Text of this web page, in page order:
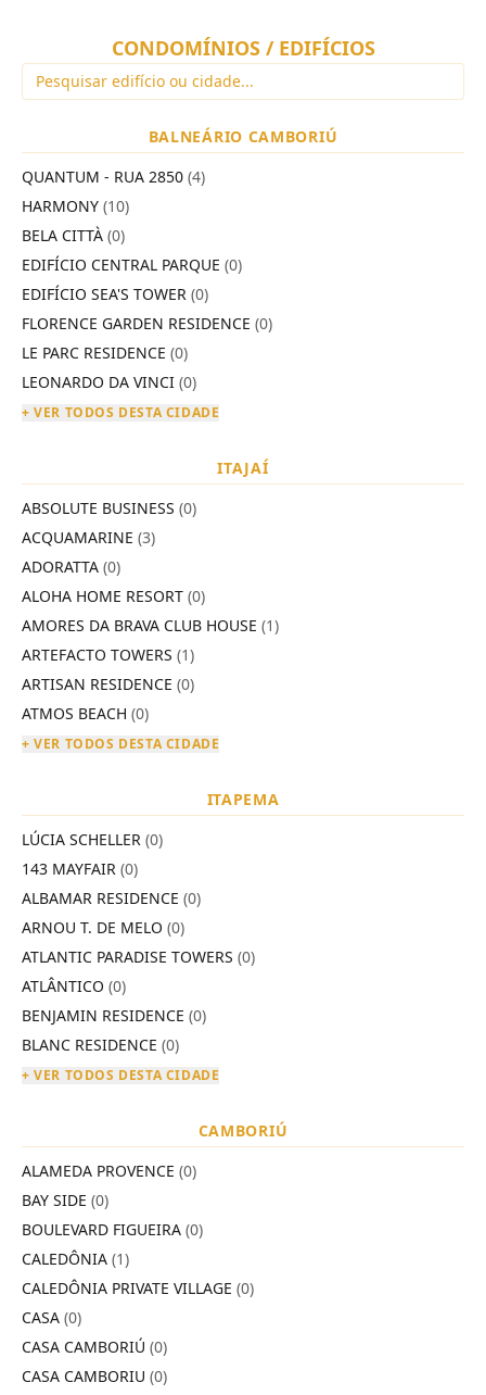
CONDOMÍNIOS / EDIFÍCIOS
BALNEÁRIO CAMBORIÚ
QUANTUM - RUA 2850 (4)
HARMONY (10)
BELA CITTÀ (0)
EDIFÍCIO CENTRAL PARQUE (0)
EDIFÍCIO SEA'S TOWER (0)
FLORENCE GARDEN RESIDENCE (0)
LE PARC RESIDENCE (0)
LEONARDO DA VINCI (0)
+ VER TODOS DESTA CIDADE
ITAJAÍ
ABSOLUTE BUSINESS (0)
ACQUAMARINE (3)
ADORATTA (0)
ALOHA HOME RESORT (0)
AMORES DA BRAVA CLUB HOUSE (1)
ARTEFACTO TOWERS (1)
ARTISAN RESIDENCE (0)
ATMOS BEACH (0)
+ VER TODOS DESTA CIDADE
ITAPEMA
LÚCIA SCHELLER (0)
143 MAYFAIR (0)
ALBAMAR RESIDENCE (0)
ARNOU T. DE MELO (0)
ATLANTIC PARADISE TOWERS (0)
ATLÂNTICO (0)
BENJAMIN RESIDENCE (0)
BLANC RESIDENCE (0)
+ VER TODOS DESTA CIDADE
CAMBORIÚ
ALAMEDA PROVENCE (0)
BAY SIDE (0)
BOULEVARD FIGUEIRA (0)
CALEDÔNIA (1)
CALEDÔNIA PRIVATE VILLAGE (0)
CASA (0)
CASA CAMBORIÚ (0)
CASA CAMBORIU (0)